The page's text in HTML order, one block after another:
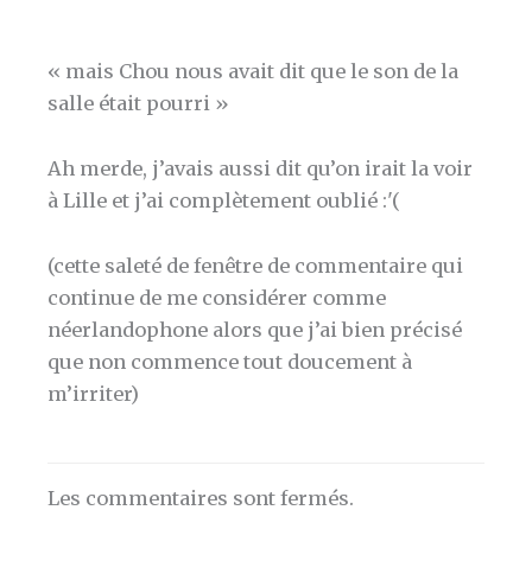
« mais Chou nous avait dit que le son de la
salle était pourri »
Ah merde, j’avais aussi dit qu’on irait la voir
à Lille et j’ai complètement oublié :'(
(cette saleté de fenêtre de commentaire qui
continue de me considérer comme
néerlandophone alors que j’ai bien précisé
que non commence tout doucement à
m’irriter)
Les commentaires sont fermés.